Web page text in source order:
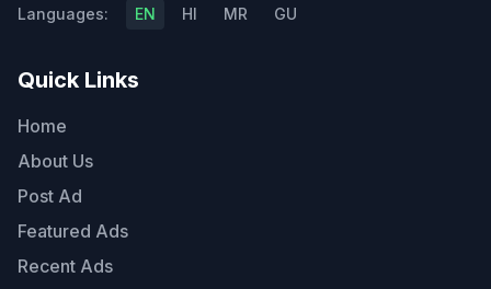
Languages: EN HI MR GU
Quick Links
Home
About Us
Post Ad
Featured Ads
Recent Ads